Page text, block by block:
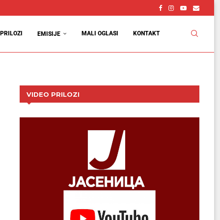
PRILOZI EMISIJE MALI OGLASI KONTAKT
VIDEO PRILOZI